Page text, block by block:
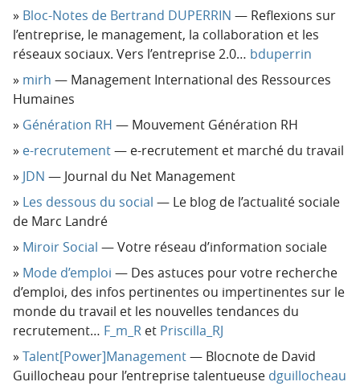
Bloc-Notes de Bertrand DUPERRIN — Reflexions sur
l’entreprise, le management, la collaboration et les
réseaux sociaux. Vers l’entreprise 2.0… bduperrin
mirh — Management International des Ressources
Humaines
Génération RH — Mouvement Génération RH
e-recrutement— e-recrutement et marché du travail
JDN — Journal du Net Management
Les dessous du social — Le blog de l’actualité sociale
de Marc Landré
Miroir Social — Votre réseau d’information sociale
Mode d’emploi — Des astuces pour votre recherche
d’emploi, des infos pertinentes ou impertinentes sur le
monde du travail et les nouvelles tendances du
recrutement… F_m_R et Priscilla_RJ
Talent[Power]Management— Blocnote de David
Guillocheau pour l’entreprise talentueuse dguillocheau